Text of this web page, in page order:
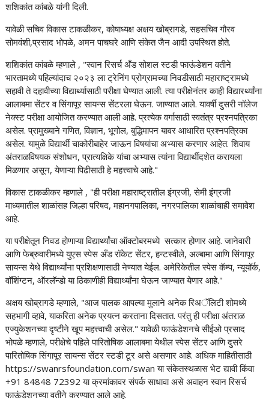
शशिकांत कांबळे यांनी दिली.
यावेळी सचिव विकास टाकळीकर, कोषाध्यक्ष अक्षय खोब्रागडे, सहसचिव गौरव
सोमवंशी,प्रसाद भोपळे, अमन पाचघरे आणि संकेत जैन आदी उपस्थित होते.
शशिकांत कांबळे म्हणाले , "स्वान रिसर्च अँड सोशल स्टडी फाऊंडेशन वतीने
भारतामध्ये पहिल्यांदाच २०२३ ला ट्रेनिंग प्रोग्रामच्या निवडीसाठी महाराष्ट्रामध्ये
सहावी ते दहावीच्या विद्यार्थ्यासाठी परीक्षा घेण्यात आली. त्या परीक्षेनंतर काही विद्यारर्थ्यांना
आलाबमा सेंटर व सिंगापूर सायन्स सेंटरला घेऊन. जाण्यात आले. यावर्षी दुसरी नॉलेज
नेक्स्ट परीक्षा आयोजित करण्यात आली आहे. प्रत्येक वर्गासाठी स्वतंत्र प्रश्नपत्रिका
असेल. प्रामुख्याने गणित, विज्ञान, भूगोल, बुद्धिमापन यावर आधारित प्रश्नपत्रिका
असेल. यामुळे विद्यार्थी चाकोरीबाहेर जाऊन विषयांचा अभ्यास करणार आहेत. शिवाय
अंतराळविषयक संशोधन, प्रात्यक्षिके यांचा अभ्यास त्यांना विद्यार्थीदशेत करायला
मिळणार असून, येणाऱ्या पिढीसाठी हे महत्त्वाचे आहे."
विकास टाकळीकर म्हणाले , "ही परीक्षा महाराष्ट्रातील इंग्रजी, सेमी इंग्रजी
माध्यमातील शाळांसह जिल्हा परिषद, महानगपालिका, नगरपालिका शाळांचाही समावेश
आहे.
या परीक्षेतून निवड होणाऱ्या विद्यार्थ्यांचा ऑक्टोबरमध्ये सत्कार होणार आहे. जानेवारी
आणि फेब्रुवारीमध्ये युएस स्पेस अँड रॉकेट सेंटर, हन्टस्वीले, अल्बामा आणि सिंगापूर
सायन्स येथे विद्यार्थ्यांना प्रशिक्षणासाठी नेण्यात येईल. अमेरिकेतील स्पेस कॅम्प, न्यूयॉर्क,
वॉशिंग्टन, ऑरलॅन्डो या ठिकाणीही विद्यार्थ्यांना घेऊन जाण्यात येणार आहे."
अक्षय खोब्रागडे म्हणाले, "आज पालक आपल्या मुलाने अनेक रिअॅलिटी शोमध्ये
सहभागी व्हावे, याकरिता अनेक प्रयत्न करताना दिसतात. परंतु ही परीक्षा अंतराळ
एज्युकेशनच्या दृष्टीने खूप महत्त्वाची असेल." यावेळी फाऊंडेशनचे सीईओ प्रसाद
भोपळे म्हणाले, परीक्षेचे पहिले पारितोषिक आलाबमा येथील स्पेस सेंटर आणि दुसरे
पारितोषिक सिंगापूर सायन्स सेंटर स्टडी टूर असे असणार आहे. अधिक माहितीसाठी
https://swanrsfoundation.com/swan या संकेतस्थळास भेट द्यावी किंवा
+91 84848 72392 या क्रमांकावर संपर्क साधावा असे अवाहन स्वान रिसर्च
फाऊंडेशनच्या वतीने करण्यात आले आहे.